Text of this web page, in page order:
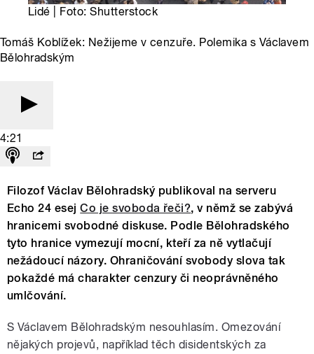
Lidé | Foto: Shutterstock
Tomáš Koblížek: Nežijeme v cenzuře. Polemika s Václavem
Bělohradským
4:21
Filozof Václav Bělohradský publikoval na serveru
Echo 24 esejCo je svoboda řeči?, v němž se zabývá
hranicemi svobodné diskuse. Podle Bělohradského
tyto hranice vymezují mocní, kteří za ně vytlačují
nežádoucí názory. Ohraničování svobody slova tak
pokaždé má charakter cenzury či neoprávněného
umlčování.
S Václavem Bělohradským nesouhlasím. Omezování
nějakých projevů, například těch disidentských za